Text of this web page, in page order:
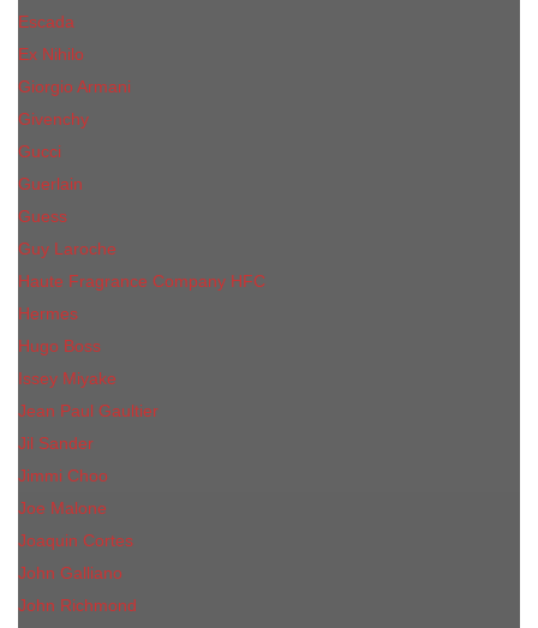
Escada
Ex Nihilo
Giorgio Armani
Givenchy
Gucci
Guerlain
Guess
Guy Laroche
Haute Fragrance Company HFC
Hermes
Hugo Boss
Issey Miyake
Jean Paul Gaultier
Jil Sander
Jimmi Choo
Jое Malоnе
Joaquin Cortes
John Galliano
John Richmond